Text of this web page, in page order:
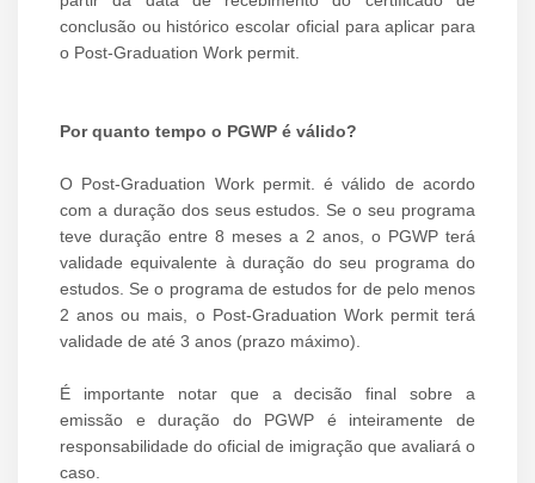
conclusão ou histórico escolar oficial para aplicar para
o Post-Graduation Work permit.
Por quanto tempo o PGWP é válido?
O Post-Graduation Work permit. é válido de acordo
com a duração dos seus estudos. Se o seu programa
teve duração entre 8 meses a 2 anos, o PGWP terá
validade equivalente à duração do seu programa do
estudos. Se o programa de estudos for de pelo menos
2 anos ou mais, o Post-Graduation Work permit terá
validade de até 3 anos (prazo máximo).
É importante notar que a decisão final sobre a
emissão e duração do PGWP é inteiramente de
responsabilidade do oficial de imigração que avaliará o
caso.